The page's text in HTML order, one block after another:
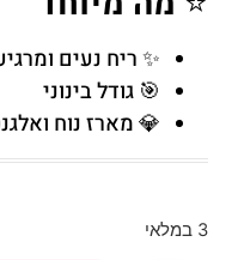
✨ ריח נעים
🎯 גודל בינוני
💎 מארז נוח
3 במלאי